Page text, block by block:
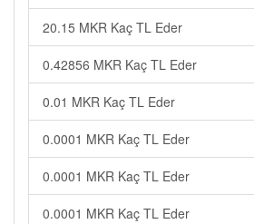
20.15 MKR Kaç TL Eder
0.42856 MKR Kaç TL Eder
0.01 MKR Kaç TL Eder
0.0001 MKR Kaç TL Eder
0.0001 MKR Kaç TL Eder
0.0001 MKR Kaç TL Eder